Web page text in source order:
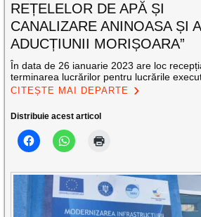
REȚELELOR DE APĂ ȘI
CANALIZARE ANINOASA ȘI A
ADUCȚIUNII MORIȘOARA”
În data de 26 ianuarie 2023 are loc
terminarea lucrărilor pentru lucrările
CITEȘTE MAI DEPARTE
Distribuie acest articol